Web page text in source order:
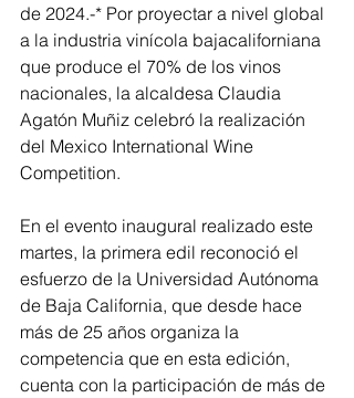
de 2024.-* Por proyectar a nivel global
a la industria vinícola bajacaliforniana
que produce el 70% de los vinos
nacionales, la alcaldesa Claudia
Agatón Muñiz celebró la realización
del Mexico International Wine
Competition.
En el evento inaugural realizado este
martes, la primera edil reconoció el
esfuerzo de la Universidad Autónoma
de Baja California, que desde hace
más de 25 años organiza la
competencia que en esta edición,
cuenta con la participación de más de